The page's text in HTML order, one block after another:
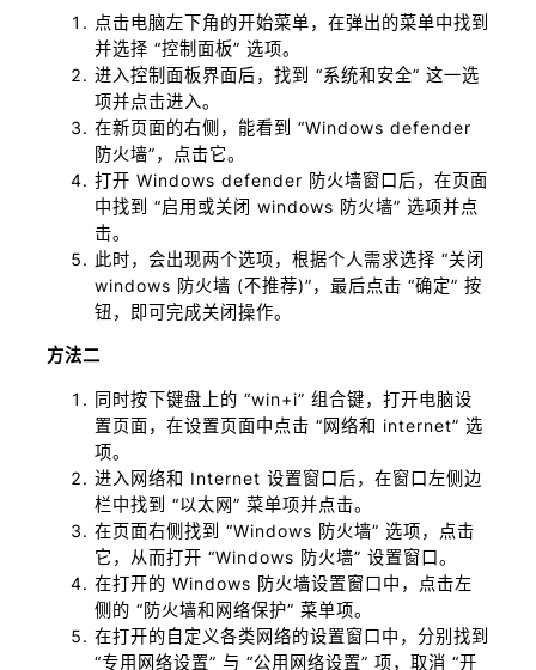
点击电脑左下角的开始菜单，在弹出的菜单中找到
并选择 “控制面板” 选项。
进入控制面板界面后，找到 “系统和安全” 这一选
项并点击进入。
在新页面的右侧，能看到 “Windows defender
防火墙”，点击它。
打开 Windows defender 防火墙窗口后，在页面
中找到 “启用或关闭 windows 防火墙” 选项并点
击。
此时，会出现两个选项，根据个人需求选择 “关闭
windows 防火墙 (不推荐)”，最后点击 “确定” 按
钮，即可完成关闭操作。
方法二
同时按下键盘上的 “win+i” 组合键，打开电脑设
置页面，在设置页面中点击 “网络和 internet” 选
项。
进入网络和 Internet 设置窗口后，在窗口左侧边
栏中找到 “以太网” 菜单项并点击。
在页面右侧找到 “Windows 防火墙” 选项，点击
它，从而打开 “Windows 防火墙” 设置窗口。
在打开的 Windows 防火墙设置窗口中，点击左
侧的 “防火墙和网络保护” 菜单项。
在打开的自定义各类网络的设置窗口中，分别找到
“专用网络设置” 与 “公用网络设置” 项，取消 “开